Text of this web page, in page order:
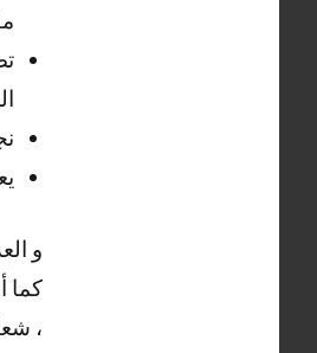
و
كما
،